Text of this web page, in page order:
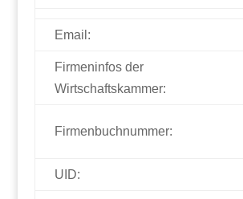
Email:
Firmeninfos der
Wirtschaftskammer:
Firmenbuchnummer:
UID: